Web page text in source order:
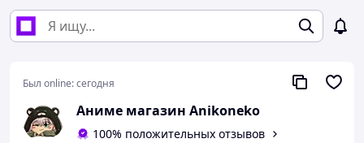
Был online:сегодня
Аниме магазин Anikoneko
100% положительных отзывов